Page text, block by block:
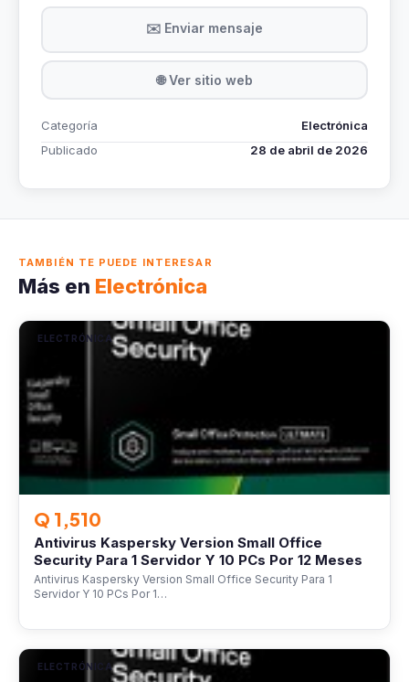
✉️ Enviar mensaje
🌐 Ver sitio web
Categoría
Electrónica
Publicado
28 de abril de 2026
TAMBIÉN TE PUEDE INTERESAR
Más en Electrónica
ELECTRÓNICA
Q 1,510
Antivirus Kaspersky Version Small Office
Security Para 1 Servidor Y 10 PCs Por 12 Meses
Antivirus Kaspersky Version Small Office Security Para 1
Servidor Y 10 PCs Por 1…
ELECTRÓNICA